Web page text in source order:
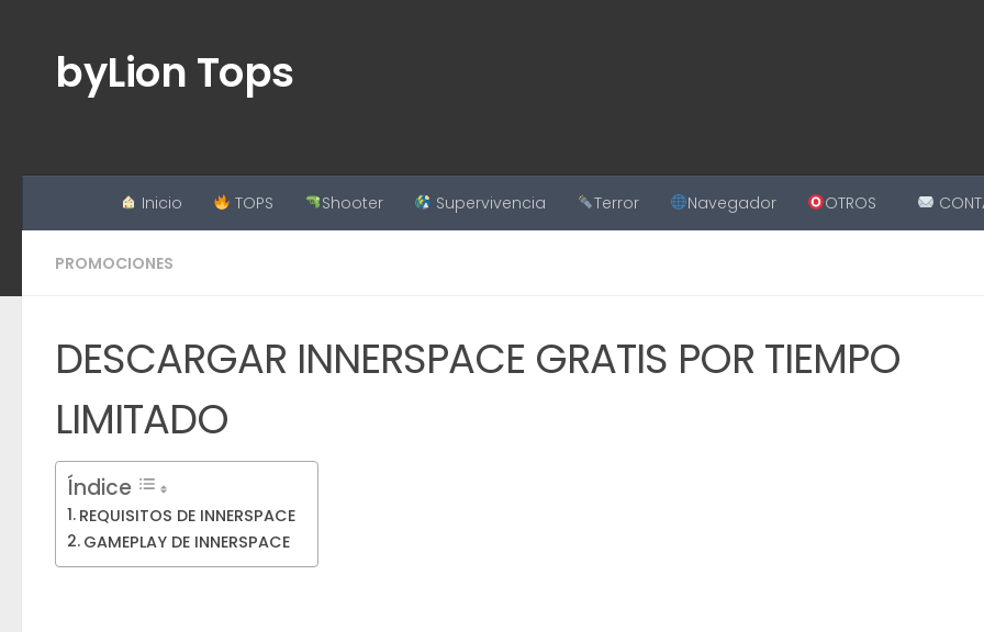
byLion Tops
Inicio TOPS Shooter Supervivencia Terror Navegador OTROS
PROMOCIONES
DESCARGAR INNERSPACE GRATIS POR TIEMPO
LIMITADO
Índice
REQUISITOS DE INNERSPACE
GAMEPLAY DE INNERSPACE